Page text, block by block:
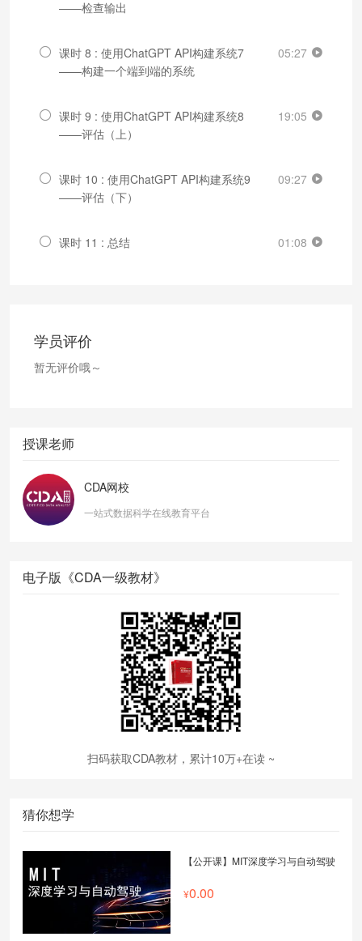
——检查输出
课时 8 : 使用ChatGPT API构建系统7
——构建一个端到端的系统
05:27
课时 9 : 使用ChatGPT API构建系统8
——评估（上）
19:05
课时 10 : 使用ChatGPT API构建系统9
——评估（下）
09:27
课时 11 : 总结 01:08
学员评价
暂无评价哦～
授课老师
CDA网校
一站式数据科学在线教育平台
电子版《CDA一级教材》
扫码获取CDA教材，累计10万+在读 ~
猜你想学
【公开课】MIT深度学习与自动驾驶
0.00